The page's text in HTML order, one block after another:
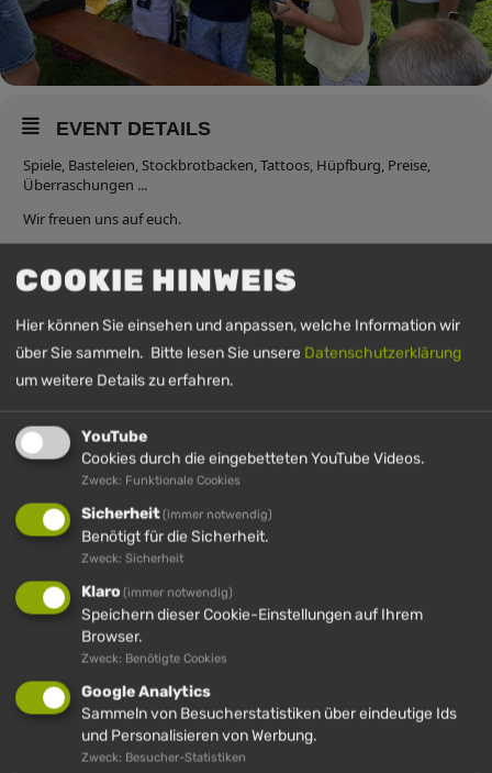
EVENT DETAILS
Spiele, Basteleien, Stockbrotbacken, Tattoos, Hüpfburg, Preise,
Überraschungen ...
Wir freuen uns auf euch.
UHRZEIT
26. Juli 202610:30-15:30 (GMT+00:00)
IMBERG
HÜNDLE GMBH & CO. KG
COOKIE HINWEIS
Hier können Sie einsehen und anpassen, welche Information wir
über Sie sammeln. Bitte lesen Sie unsere Datenschutzerklärung
um weitere Details zu erfahren.
YouTube
Cookies durch die eingebetteten YouTube Videos.
Zweck: Funktionale Cookies
Sicherheit(immer notwendig)
Benötigt für die Sicherheit.
Zweck: Sicherheit
Klaro (immer notwendig)
Speichern dieser Cookie-Einstellungen auf Ihrem
Browser.
Zweck: Benötigte Cookies
Google Analytics
Sammeln von Besucherstatistiken über eindeutige Ids
und Personalisieren von Werbung.
Zweck: Besucher-Statistiken